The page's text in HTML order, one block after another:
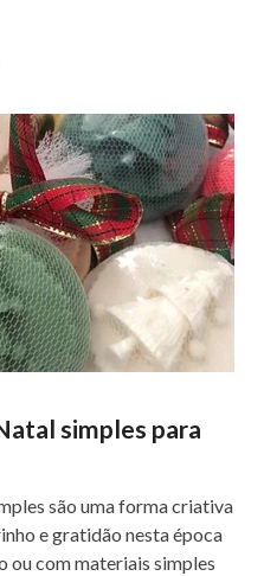
simples para
são uma forma criativa
e gratidão nesta época
ou com materiais simples